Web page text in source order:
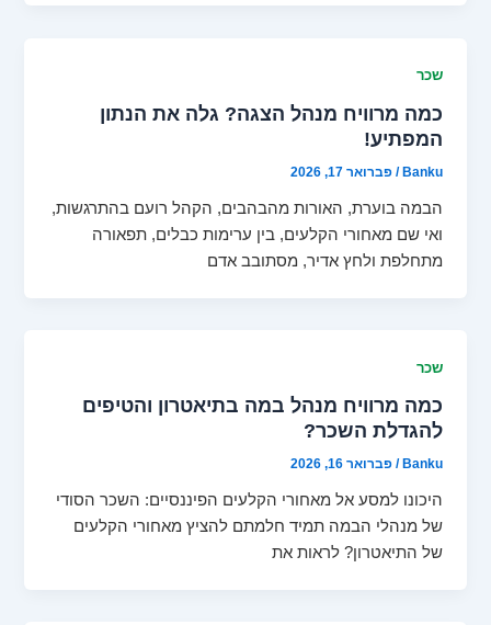
שכר
כמה מרוויח מנהל הצגה? גלה את הנתון
המפתיע!
Banku
/פברואר 17, 2026
הבמה בוערת, האורות מהבהבים, הקהל רועם בהתרגשות,
ואי שם מאחורי הקלעים, בין ערימות כבלים, תפאורה
מתחלפת ולחץ אדיר, מסתובב אדם
שכר
כמה מרוויח מנהל במה בתיאטרון והטיפים
להגדלת השכר?
Banku
/פברואר 16, 2026
היכונו למסע אל מאחורי הקלעים הפיננסיים: השכר הסודי
של מנהלי הבמה תמיד חלמתם להציץ מאחורי הקלעים
של התיאטרון? לראות את